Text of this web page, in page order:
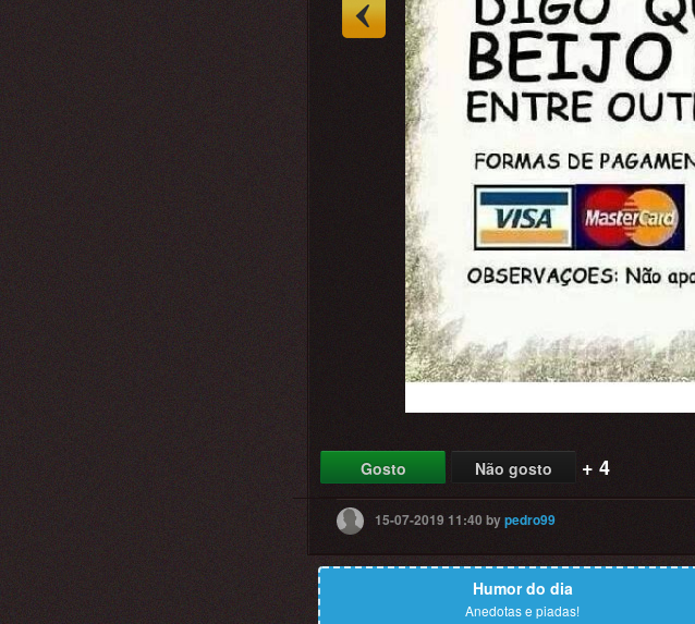
Gosto Não gosto + 4
15-07-2019 11:40bypedro99
Humor do dia
Anedotas e piadas!